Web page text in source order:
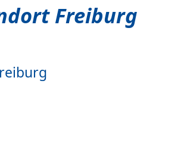
Freiburg